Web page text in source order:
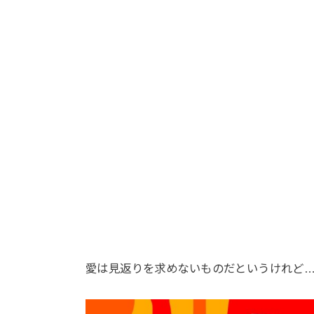
愛は見返りを求めないものだというけれど